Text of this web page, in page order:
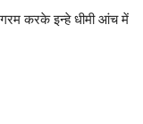
गरम करके इन्हे धीमी आंच में